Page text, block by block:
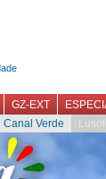
GZ-EXT
Canal Verde